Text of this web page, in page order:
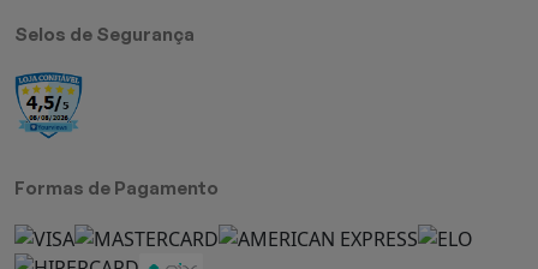
Selos de Segurança
Formas de Pagamento